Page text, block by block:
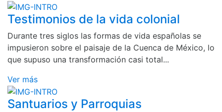
Testimonios de la vida colonial
Durante tres siglos las formas de vida españolas se
impusieron sobre el paisaje de la Cuenca de México, lo
que supuso una transformación casi total...
Ver más
Santuarios y Parroquias